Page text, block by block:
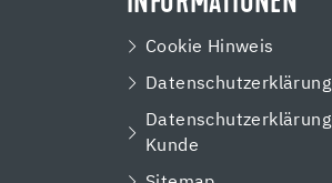
Cookie Hinweis
Datenschutzerklärung
Datenschutzerklärung
Kunde